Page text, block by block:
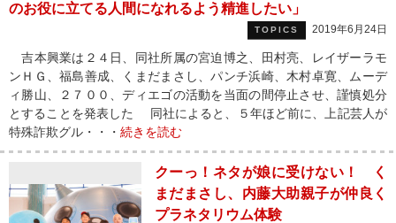
のお役に立てる人間になれるよう精進したい」
TOPICS 2019年6月24日
吉本興業は２４日、同社所属の宮迫博之、田村亮、レイザーラモ
ンＨＧ、福島善成、くまだまさし、パンチ浜崎、木村卓寛、ムーデ
ィ勝山、２７００、ディエゴの活動を当面の間停止させ、謹慎処分
とすることを発表した 同社によると、５年ほど前に、上記芸人が
特殊詐欺グル・・・ 続きを読む
クーっ！ネタが娘に受けない！ く
まだまさし、内藤大助親子が仲良く
プラネタリウム体験